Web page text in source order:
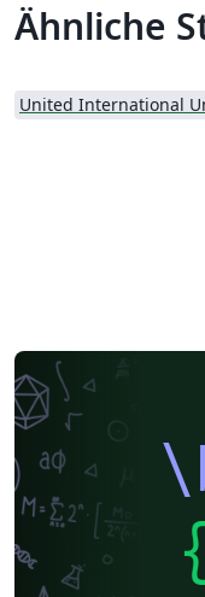
Ähnliche
United International